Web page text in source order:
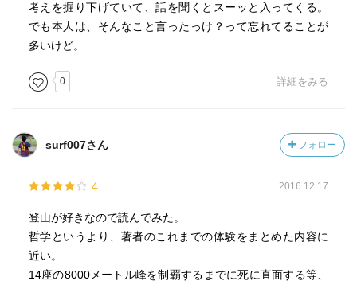
考えを掘り下げていて、話を聞くとスーッと入ってくる。
でも本人は、そんなこと言ったっけ？って忘れてることが
多いけど。
0 詳細をみる
surf007さん フォロー
4 2016.12.17
登山が好きなので読んでみた。
哲学というより、著者のこれまでの体験をまとめた内容に
近い。
14座の8000メートル峰を制覇するまでに死に直面する等、